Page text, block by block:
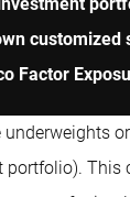
customized
Factor
portfolio). This